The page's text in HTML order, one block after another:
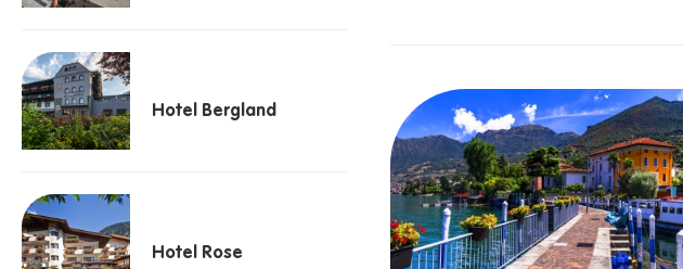
Hotel Bergland
Hotel Rose